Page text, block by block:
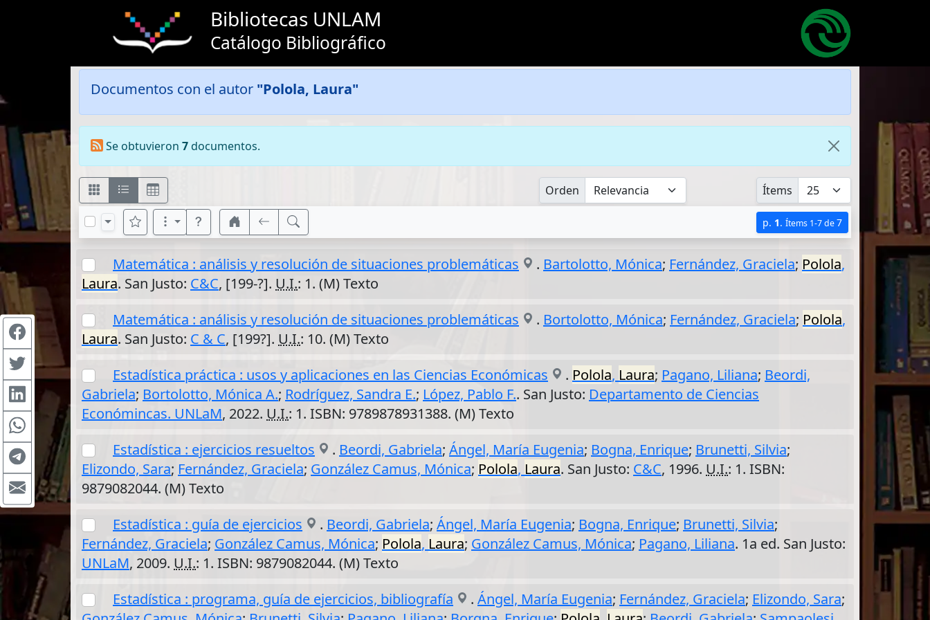
Bibliotecas UNLAM
Catálogo Bibliográfico
Documentos con el autor "Polola, Laura"
Se obtuvieron 7documentos.
Orden Ítems
p. 1. Ítems 1-7 de7
Matemática : análisis y resolución de situaciones problemáticas . Bartolotto, Mónica; Fernández, Graciela; Polola,
Laura. San Justo: C&C, [199-?]. U.I.: 1. (M) Texto
Matemática : análisis y resolución de situaciones problemáticas
. Bortolotto, Mónica; Fernández, Graciela; Polola,
Laura. San Justo: C & C, [199?]. U.I.: 10. (M) Texto
Estadística práctica : usos y aplicaciones en las Ciencias Económicas
. Polola, Laura; Pagano, Liliana; Beordi,
Gabriela; Bortolotto, Mónica A.; Rodríguez, Sandra E.; López, Pablo F.. San Justo: Departamento de Ciencias
Económincas. UNLaM, 2022. U.I.: 1. ISBN: 9789878931388. (M) Texto
Estadística : ejercicios resueltos
. Beordi, Gabriela; Ángel, María Eugenia; Bogna, Enrique; Brunetti, Silvia;
Elizondo, Sara; Fernández, Graciela; González Camus, Mónica; Polola, Laura. San Justo: C&C, 1996. U.I.: 1. ISBN:
9879082044. (M) Texto
Estadística : guía de ejercicios
. Beordi, Gabriela; Ángel, María Eugenia; Bogna, Enrique; Brunetti, Silvia;
Fernández, Graciela; González Camus, Mónica; Polola, Laura; González Camus, Mónica; Pagano, Liliana. 1a ed. San Justo:
UNLaM, 2009. U.I.: 1. ISBN: 9879082044. (M) Texto
Estadística : programa, guía de ejercicios, bibliografía
. Ángel, María Eugenia; Fernández, Graciela; Elizondo, Sara;